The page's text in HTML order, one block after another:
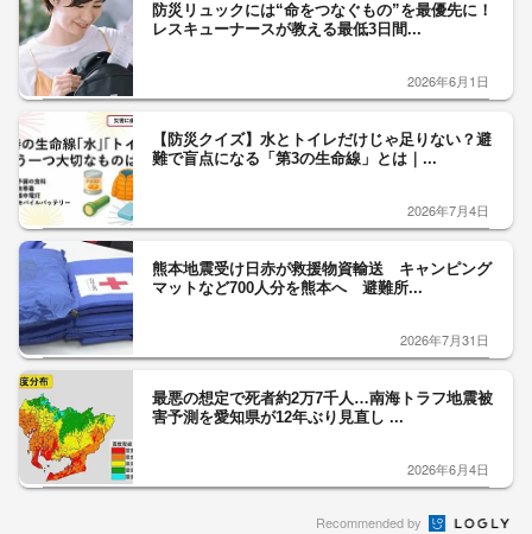
防災リュックには“命をつなぐもの”を最優先に！
レスキューナースが教える最低3日間...
2026年6月1日
【防災クイズ】水とトイレだけじゃ足りない？避
難で盲点になる「第3の生命線」とは｜...
2026年7月4日
熊本地震受け日赤が救援物資輸送 キャンピング
マットなど700人分を熊本へ 避難所...
2026年7月31日
最悪の想定で死者約2万7千人…南海トラフ地震被
害予測を愛知県が12年ぶり見直し ...
2026年6月4日
Recommended by